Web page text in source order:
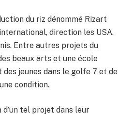
du riz dénommé Rizart
direction les USA.
Entre autres projets du
beaux arts et une école
jeunes dans le golfe 7 et de
condition.
d’un tel projet dans leur